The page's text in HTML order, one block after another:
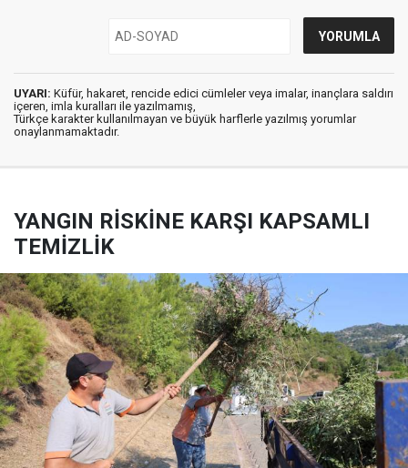
UYARI: Küfür, hakaret, rencide edici cümleler veya imalar, inançlara saldırı
içeren, imla kuralları ile yazılmamış,
Türkçe karakter kullanılmayan ve büyük harflerle yazılmış yorumlar
onaylanmamaktadır.
YANGIN RİSKİNE KARŞI KAPSAMLI
TEMİZLİK